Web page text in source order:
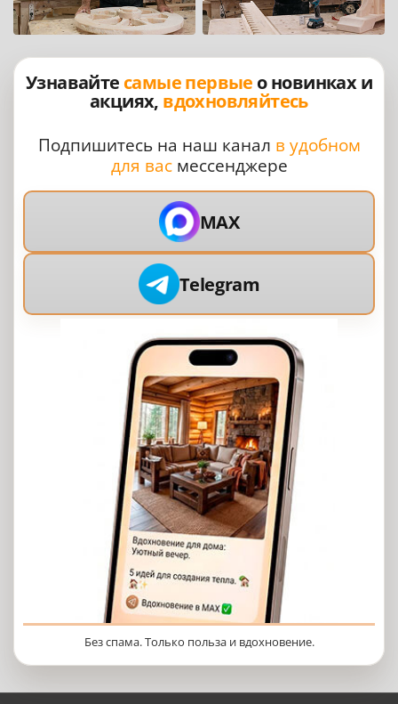
Узнавайте самые первые о новинках и
акциях, вдохновляйтесь
Подпишитесь на наш канал в удобном
для васмессенджере
MAX
Telegram
Без спама. Только польза и вдохновение.